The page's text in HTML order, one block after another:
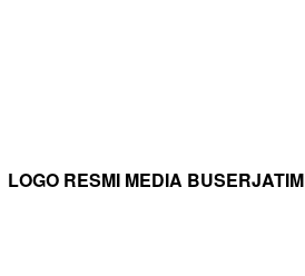
LOGO RESMI MEDIA BUSERJATIM